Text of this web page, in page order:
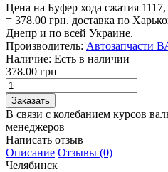
Цена на Буфер хода сжатия
= 378.00 грн. доставка по
Днепр и по всей Украине.
Производитель: Автозапчасти
Наличие: Есть в наличии
378.00 грн
В связи с колебанием курсов
менеджеров
Написать отзыв
Описание Отзывы (0)
Челябинск